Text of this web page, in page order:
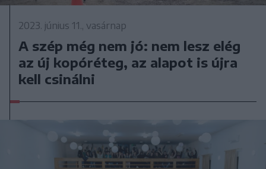
2023. június 11., vasárnap
A szép még nem jó: nem lesz elég
az új kopóréteg, az alapot is újra
kell csinálni